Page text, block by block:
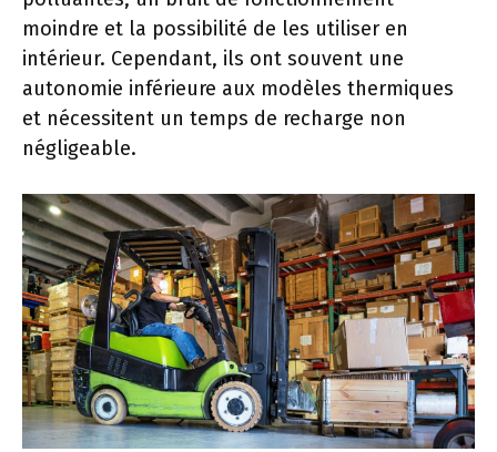
moindre et la possibilité de les utiliser en
intérieur. Cependant, ils ont souvent une
autonomie inférieure aux modèles thermiques
et nécessitent un temps de recharge non
négligeable.